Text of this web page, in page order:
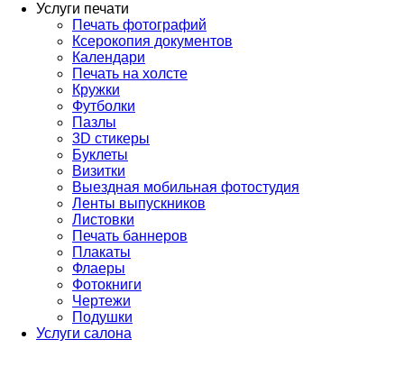
Услуги печати
Печать фотографий
Ксерокопия документов
Календари
Печать на холсте
Кружки
Футболки
Пазлы
3D стикеры
Буклеты
Визитки
Выездная мобильная фотостудия
Ленты выпускников
Листовки
Печать баннеров
Плакаты
Флаеры
Фотокниги
Чертежи
Подушки
Услуги салона